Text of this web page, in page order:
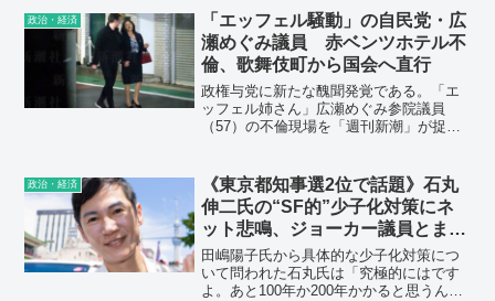
た諸外国と比べると、日本人の給料の低
さが際立ってくる。1997年から2020年ま
でわずか0.3％の上昇でしかなく、順位は
14位から22位まで落ち、そして韓国に抜
かれてしまった。
政治・経済
「エッフェル騒動」の自民党・広
瀬めぐみ議員 赤ベンツホテル不
倫、歌舞伎町から国会へ直行
政権与党に新たな醜聞発覚である。「エ
ッフェル姉さん」広瀬めぐみ参院議員
（57）の不倫現場を「週刊新潮」が捉え
泊利用していたのだ。そして退室2時間後
には参議院予算委員会へ――。
政治・経済
《東京都知事選2位で話題》石丸
伸二氏の“SF的”少子化対策にネ
ット悲鳴、ジョーカー議員とまさ
かの同じ主張か
田嶋陽子氏から具体的な少子化対策につ
いて問われた石丸氏は「究極的にはです
よ。あと100年か200年かかると思うんで